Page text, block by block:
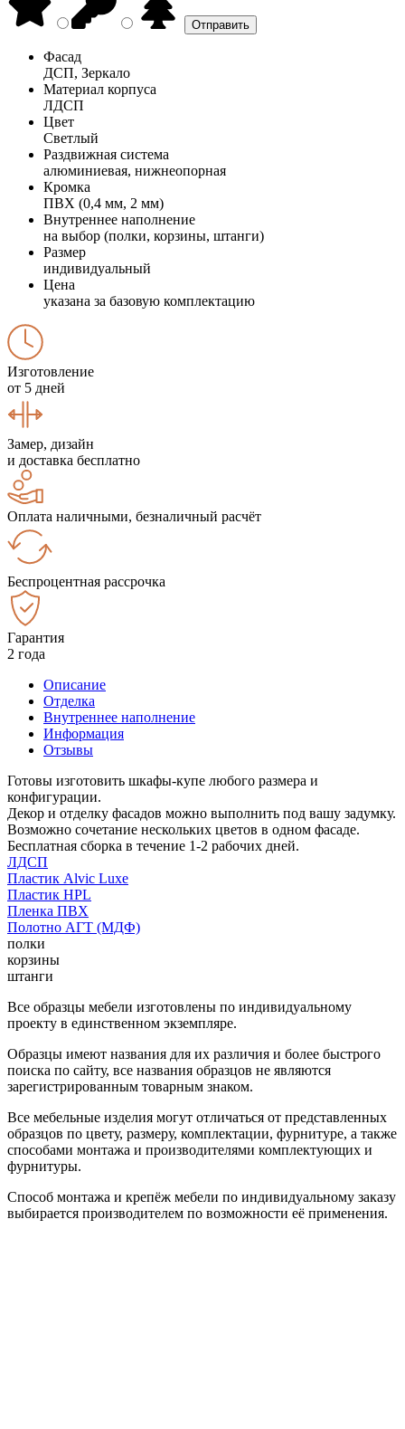
Фасад
ДСП, Зеркало
Материал корпуса
ЛДСП
Цвет
Светлый
Раздвижная система
алюминиевая, нижнеопорная
Кромка
ПВХ (0,4 мм, 2 мм)
Внутреннее наполнение
на выбор (полки, корзины, штанги)
Размер
индивидуальный
Цена
указана за базовую комплектацию
Изготовление
от 5 дней
Замер, дизайн
и доставка бесплатно
Оплата наличными, безналичный расчёт
Беспроцентная рассрочка
Гарантия
2 года
Описание
Отделка
Внутреннее наполнение
Информация
Отзывы
Готовы изготовить шкафы-купе любого размера и
конфигурации.
Декор и отделку фасадов можно выполнить под вашу задумку.
Возможно сочетание нескольких цветов в одном фасаде.
Бесплатная сборка в течение 1-2 рабочих дней.
ЛДСП
Пластик Alvic Luxe
Пластик HPL
Пленка ПВХ
Полотно АГТ (МДФ)
полки
корзины
штанги
Все образцы мебели изготовлены по индивидуальному
проекту в единственном экземпляре.
Образцы имеют названия для их различия и более быстрого
поиска по сайту, все названия образцов не являются
зарегистрированным товарным знаком.
Все мебельные изделия могут отличаться от представленных
образцов по цвету, размеру, комплектации, фурнитуре, а также
способами монтажа и производителями комплектующих и
фурнитуры.
Способ монтажа и крепёж мебели по индивидуальному заказу
выбирается производителем по возможности её применения.